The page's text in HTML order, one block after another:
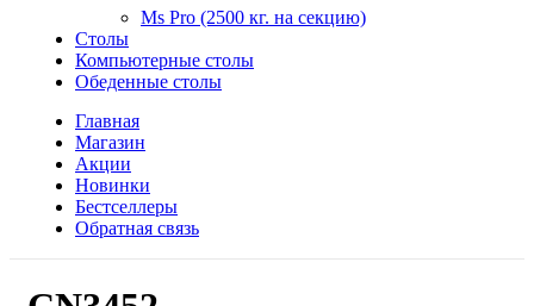
Ms Pro (2500 кг. на секцию)
Столы
Компьютерные столы
Обеденные столы
Главная
Магазин
Акции
Новинки
Бестселлеры
Обратная связь